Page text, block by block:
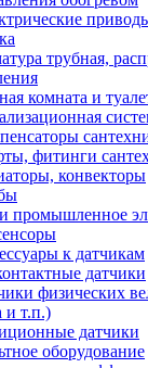
трубная,
комната и
фитинги
конвекторы
промышленное
к датчикам
датчики
физических
и т.п.)
датчики
оборудование